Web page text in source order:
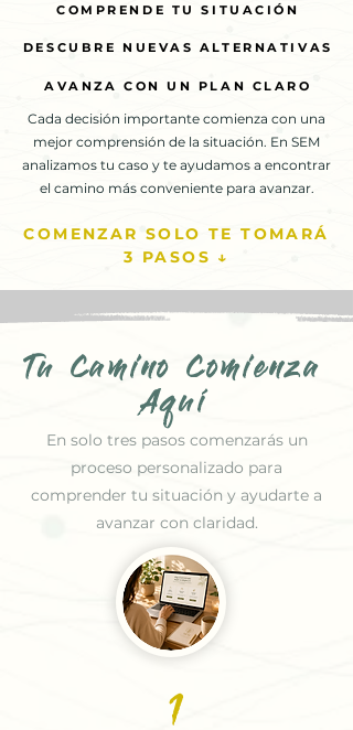
COMPRENDE TU SITUACIÓN
DESCUBRE NUEVAS ALTERNATIVAS
AVANZA CON UN PLAN CLARO
COMPRENDE TU SITUACIÓN
DESCUBRE NUEVAS ALTERNATIVAS
AVANZA CON UN PLAN CLARO
Cada decisión importante comienza con una
mejor comprensión de la situación. En SEM
analizamos tu caso y te ayudamos a encontrar
el camino más conveniente para avanzar.
COMENZAR SOLO TE TOMARÁ
3 PASOS ↓
Tu Camino Comienza
Aquí
En solo tres pasos comenzarás un
proceso personalizado para
comprender tu situación y ayudarte a
avanzar con claridad.
1